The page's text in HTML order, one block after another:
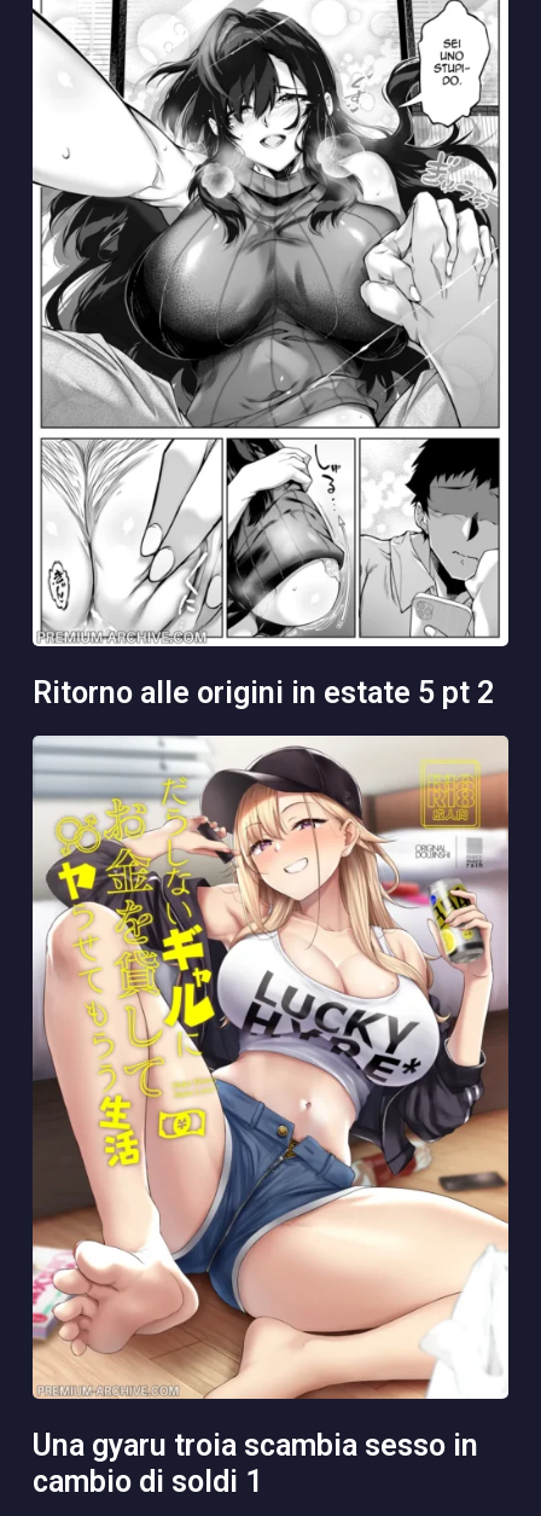
ritorno alle origini in estate 5 pt 2
una gyaru troia scambia sesso in
cambio di soldi 1